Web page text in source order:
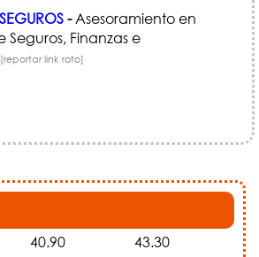
-Asesoramiento en
Finanzas e
[reportar link roto]
40.90
43.30